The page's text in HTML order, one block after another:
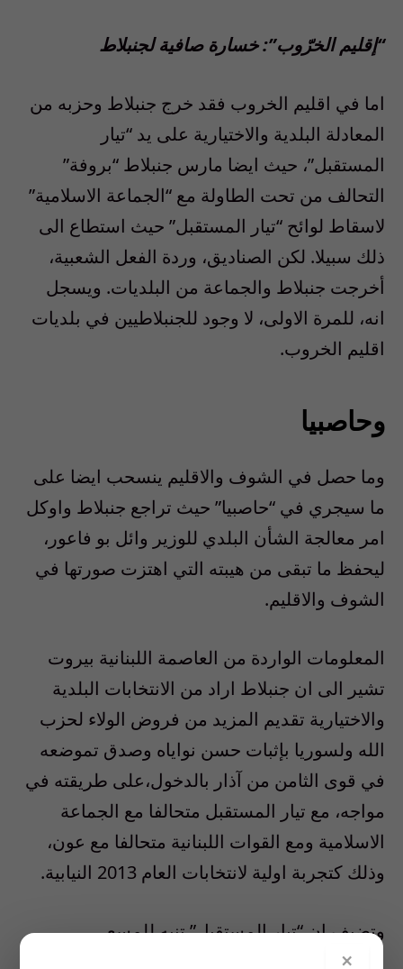
“إقليم الخرّوب”: خسارة صافية لجنبلاط
اما في اقليم الخروب فقد خرج جنبلاط وحزبه من
المعادلة البلدية والاختيارية على يد “تيار
المستقبل”، حيث ايضا مارس جنبلاط “بروفة”
التحالف من تحت الطاولة مع “الجماعة الاسلامية”
لاسقاط لوائح “تيار المستقبل” حيث استطاع الى
ذلك سبيلا. لكن الصناديق، وردة الفعل الشعبية،
أخرجت جنبلاط والجماعة من البلديات. ويسجل
انه، للمرة الاولى، لا وجود للجنبلاطيين في بلديات
اقليم الخروب.
وحاصبيا
وما حصل في الشوف والاقليم ينسحب ايضا على
ما سيجري في “حاصبيا” حيث تراجع جنبلاط واوكل
امر معالجة الشأن البلدي للوزير وائل بو فاعور،
ليحفظ ما تبقى من هيبته التي اهتزت صورتها في
الشوف والاقليم.
المعلومات الواردة من العاصمة اللبنانية بيروت
تشير الى ان جنبلاط اراد من الانتخابات البلدية
والاختيارية تقديم المزيد من فروض الولاء لحزب
الله ولسوريا بإثبات حسن نواياه وصدق تموضعه
في قوى الثامن من آذار بالدخول،على طريقته في
مواجه، مع تيار المستقبل متحالفا مع الجماعة
الاسلامية ومع القوات اللبنانية متحالفا مع عون،
وذلك كتجربة اولية لانتخابات العام 2013 النيابية.
وتضيف ان “تيار المستقبل” تنبه للمسعى
الجنبلاطي وعمل على بذل المستطاع من اجل
×